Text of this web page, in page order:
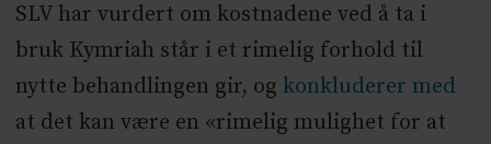
SLV har vurdert om kostnadene ved å ta i
bruk Kymriah står i et rimelig forhold til
nytte behandlingen gir, og konkluderer med
at det kan være en «rimelig mulighet for at